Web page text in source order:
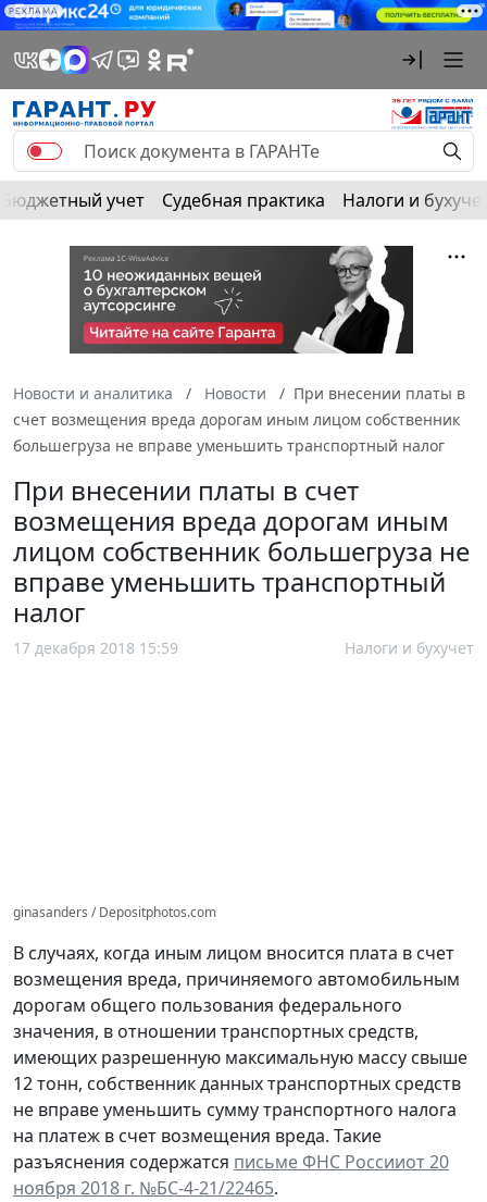
РЕКЛАМА
Бюджетный учет Судебная практика Налоги и
Новости и аналитика Новости
При внесении платы в
счет возмещения вреда дорогам иным лицом собственник
большегруза не вправе уменьшить транспортный налог
При внесении платы в счет
возмещения вреда дорогам иным
лицом собственник большегруза не
вправе уменьшить транспортный
налог
17 декабря 2018 15:59 Налоги и бухучет
ginasanders / Depositphotos.com
В случаях, когда иным лицом вносится плата в счет
возмещения вреда, причиняемого автомобильным
дорогам общего пользования федерального
значения, в отношении транспортных средств,
имеющих разрешенную максимальную массу свыше
12 тонн, собственник данных транспортных средств
не вправе уменьшить сумму транспортного налога
на платеж в счет возмещения вреда. Такие
разъяснения содержатся письме ФНС Россииот 20
ноября 2018 г. №БС-4-21/22465.